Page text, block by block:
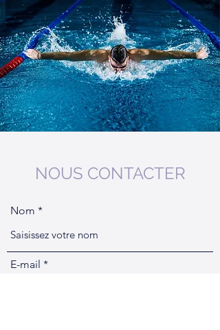
NOUS CONTACTER
Nom
E-mail